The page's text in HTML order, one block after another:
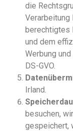
die
Verarbeitung
berechtigtes
und dem
Werbung
DS-GVO.
Irland.
besuchen,
gespeichert,